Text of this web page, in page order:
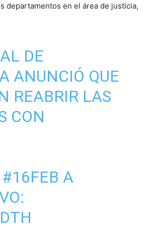
departamentos en el área de justicia,
DE
ANUNCIÓ QUE
REABRIR LAS
CON
#16FEB A
: